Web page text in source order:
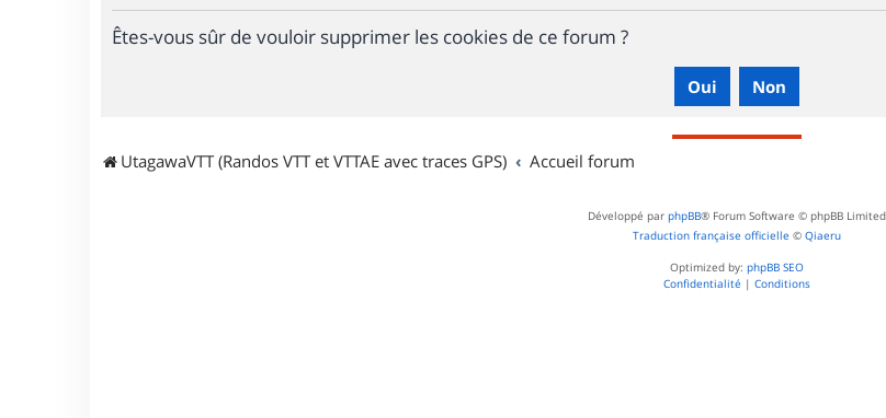
Êtes-vous sûr de vouloir supprimer les cookies de ce forum ?
UtagawaVTT (Randos VTT et VTTAE avec traces GPS) Accueil forum
Développé par phpBB® Forum Software © phpBB Limited
Traduction française officielle © Qiaeru
Optimized by: phpBB SEO
Confidentialité | Conditions